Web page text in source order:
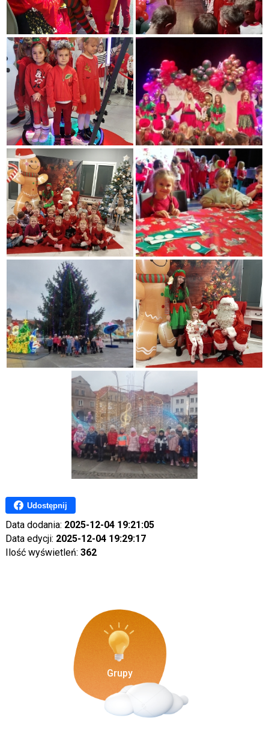
Udostępnij
Data dodania: 2025-12-04 19:21:05
Data edycji: 2025-12-04 19:29:17
Ilość wyświetleń: 362
Grupy